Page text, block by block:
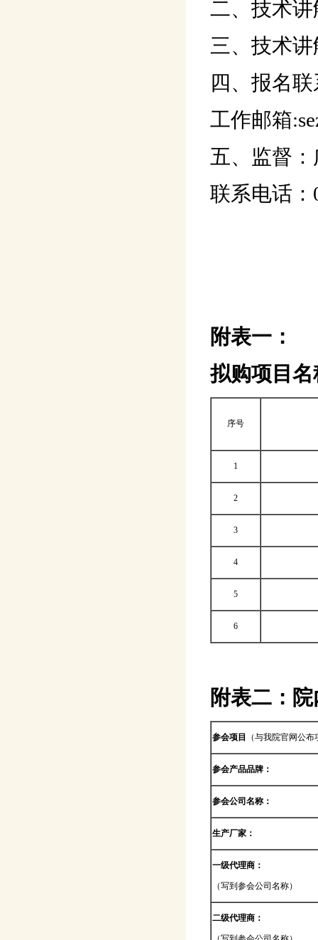
二、技术讲
三、技术
四、报名
工作邮箱
五、监督
联系电话：
附表一：
拟购项目
序号
1
2
3
4
5
6
附表二：
参会项目 （与我院官网公
参会产品品牌：
参会公司名称：
生产厂家：
一级代理商：
（写到参会公司名称）
二级代理商：